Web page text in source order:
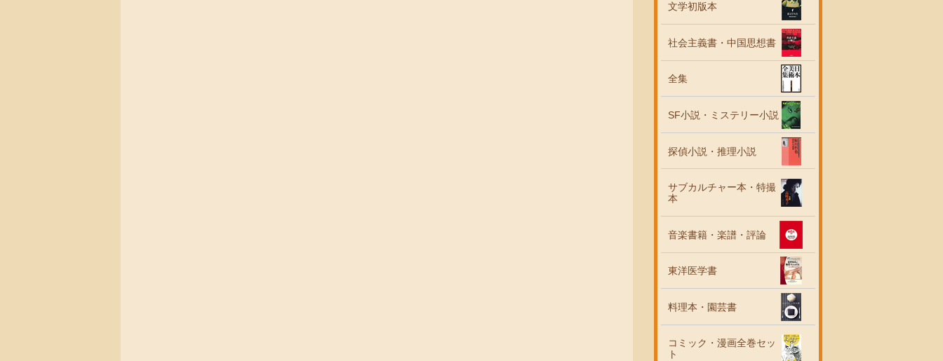
文学初版本
社会主義書・中国思想書
全集
SF小説・ミステリー小説
探偵小説・推理小説
サブカルチャー本・特撮
本
音楽書籍・楽譜・評論
東洋医学書
料理本・園芸書
コミック・漫画全巻セッ
ト